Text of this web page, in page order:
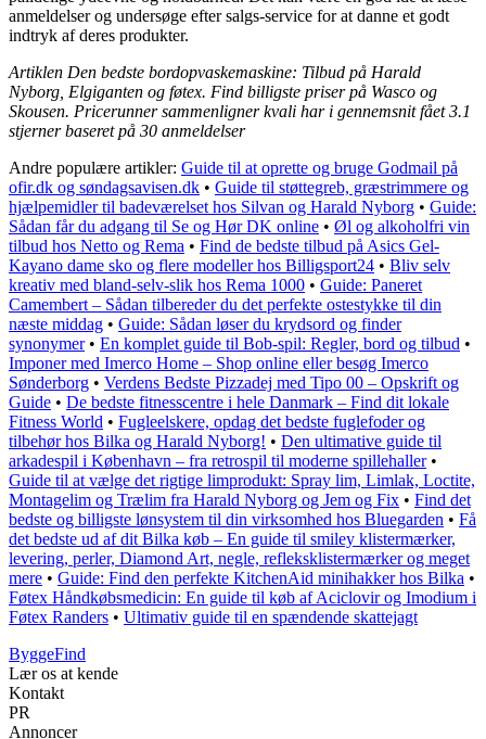
anmeldelser og undersøge efter salgs-service for at danne et godt
indtryk af deres produkter.
Artiklen Den bedste bordopvaskemaskine: Tilbud på Harald
Nyborg, Elgiganten og føtex. Find billigste priser på Wasco og
Skousen. Pricerunner sammenligner kvali har i gennemsnit fået3.1
stjerner baseret på 30 anmeldelser
Andre populære artikler: Guide til at oprette og bruge Godmail på
ofir.dk og søndagsavisen.dk • Guide til støttegreb, græstrimmere og
hjælpemidler til badeværelset hos Silvan og Harald Nyborg • Guide:
Sådan får du adgang til Se og Hør DK online • Øl og alkoholfri vin
tilbud hos Netto og Rema • Find de bedste tilbud på Asics Gel-
Kayano dame sko og flere modeller hos Billigsport24 • Bliv selv
kreativ med bland-selv-slik hos Rema 1000 • Guide: Paneret
Camembert – Sådan tilbereder du det perfekte ostestykke til din
næste middag • Guide: Sådan løser du krydsord og finder
synonymer• En komplet guide til Bob-spil: Regler, bord og tilbud •
Imponer med Imerco Home – Shop online eller besøg Imerco
Sønderborg • Verdens Bedste Pizzadej med Tipo 00 – Opskrift og
Guide • De bedste fitnesscentre i hele Danmark – Find dit lokale
Fitness World • Fugleelskere, opdag det bedste fuglefoder og
tilbehør hos Bilka og Harald Nyborg! • Den ultimative guide til
arkadespil i København – fra retrospil til moderne spillehaller•
Guide til at vælge det rigtige limprodukt: Spray lim, Limlak, Loctite,
Montagelim og Trælim fra Harald Nyborg og Jem og Fix • Find det
bedste og billigste lønsystem til din virksomhed hos Bluegarden • Få
det bedste ud af dit Bilka køb – En guide til smiley klistermærker,
levering, perler, Diamond Art, negle, refleksklistermærker og meget
mere • Guide: Find den perfekte KitchenAid minihakker hos Bilka •
Føtex Håndkøbsmedicin: En guide til køb af Aciclovir og Imodium i
Føtex Randers • Ultimativ guide til en spændende skattejagt
ByggeFind
Lær os at kende
Kontakt
PR
Annoncer